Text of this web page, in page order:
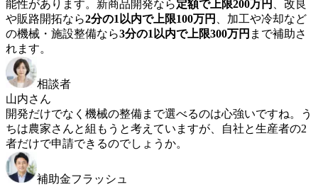
能性があります。新商品開発なら定額で上限200万円 、改良
や販路開拓なら2分の1以内で上限100万円 、加工や冷却など
の機械・施設整備なら3分の1以内で上限300万円 まで補助さ
れます。
相談者
山内さん
開発だけでなく機械の整備まで選べるのは心強いですね。う
ちは農家さんと組もうと考えていますが、自社と生産者の2
者だけで申請できるのでしょうか。
補助金フラッシュ